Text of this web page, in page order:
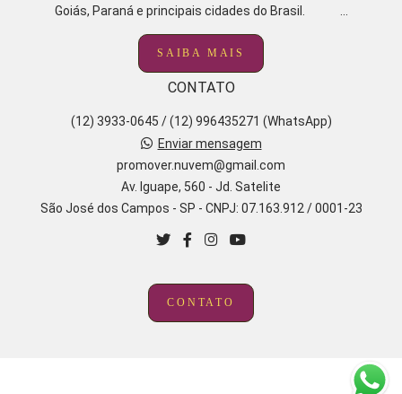
Goiás, Paraná e principais cidades do Brasil. ...
SAIBA MAIS
CONTATO
(12) 3933-0645 / (12) 996435271 (WhatsApp)
Enviar mensagem
promover.nuvem@gmail.com
Av. Iguape, 560 - Jd. Satelite
São José dos Campos - SP - CNPJ: 07.163.912 / 0001-23
CONTATO